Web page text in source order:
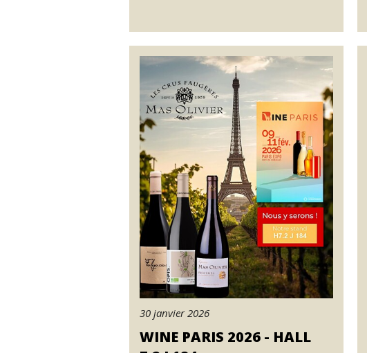
30 janvier 2026
WINE PARIS 2026 - HALL